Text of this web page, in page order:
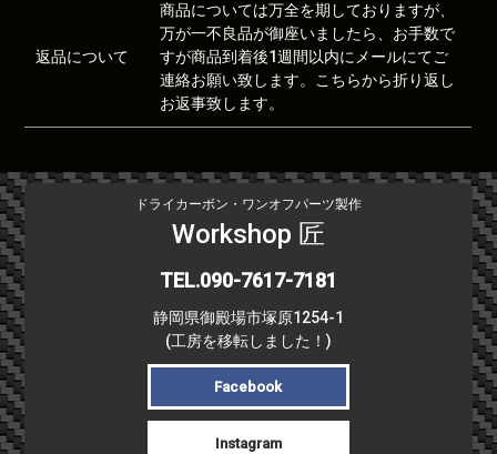
返品について
商品については万全を期しておりますが、
万が一不良品が御座いましたら、お手数で
すが商品到着後1週間以内にメールにてご
連絡お願い致します。こちらから折り返し
お返事致します。
ドライカーボン・ワンオフパーツ製作
Workshop 匠
TEL.090-7617-7181
静岡県御殿場市塚原1254-1
(工房を移転しました！)
Facebook
Instagram